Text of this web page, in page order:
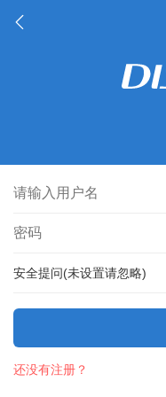
安全提问(未设置请忽略)
还没有注册？